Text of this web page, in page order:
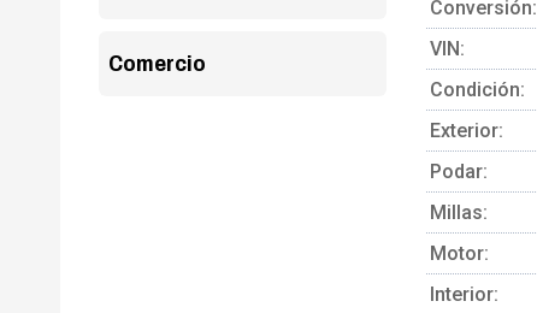
Comercio
Conversión:
VIN:
Condición:
Exterior:
Podar:
Millas:
Motor:
Interior: